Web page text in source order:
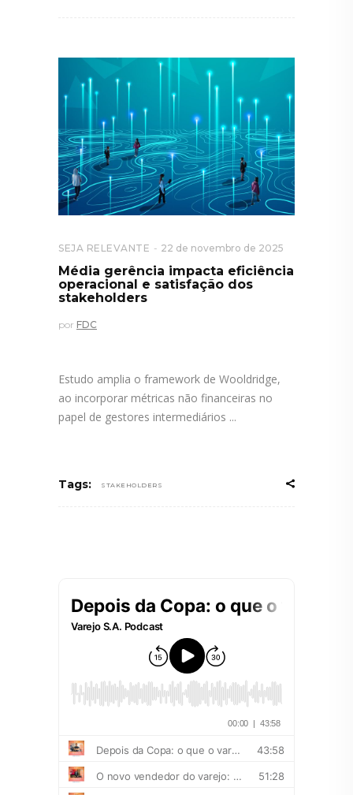
SEJA RELEVANTE 22 de novembro de 2025
Média gerência impacta eficiência
operacional e satisfação dos
stakeholders
por FDC
Estudo amplia o framework de Wooldridge,
ao incorporar métricas não financeiras no
papel de gestores intermediários
Tags: STAKEHOLDERS